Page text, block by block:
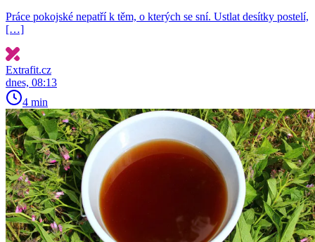
Práce pokojské nepatří k těm, o kterých se sní. Ustlat desítky postelí,
[…]
Extrafit.cz
dnes, 08:13
4 min